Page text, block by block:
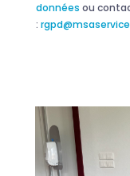
données ou
: